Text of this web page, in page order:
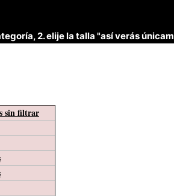
2. elije la talla "así verás
sin filtrar